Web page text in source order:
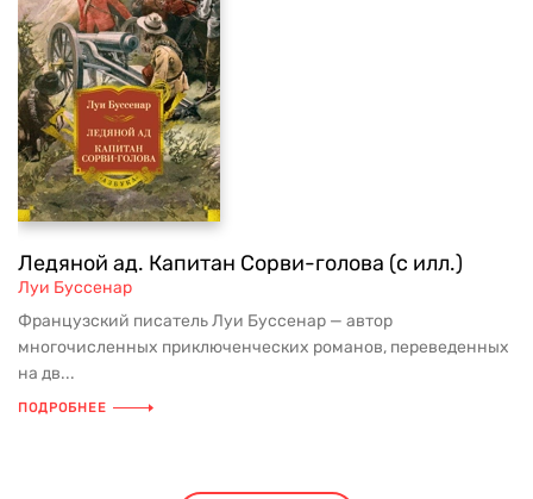
Ледяной ад. Капитан Сорви-голова (с илл.)
Луи Буссенар
Французский писатель Луи Буссенар — автор
многочисленных приключенческих романов, переведенных
на дв...
ПОДРОБНЕЕ